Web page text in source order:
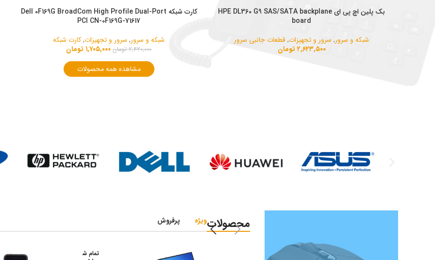
افزودن به سبد خرید
بک پلین اچ پی ای HPE DL360 G9 SAS/SATA backplane
board
شبکه و سرور, سرور و تجهیزات,قطعات جانبی سرور
۲,۶۲۳,۵۰۰ تومان
افزودن به سبد خریدکارت شبکه Dell 0F169G BroadCom High Profile Dual-Port
PCI CN-0F169G-71617
شبکه و سرور, سرور و تجهیزات,کارت شبکه
۲,۴۲۰,۰۰۰ تومان ۱,۷۰۵,۰۰۰ تومان
مشاهده همه محصولات
محصولاتویژه پرفروش
تمام ش